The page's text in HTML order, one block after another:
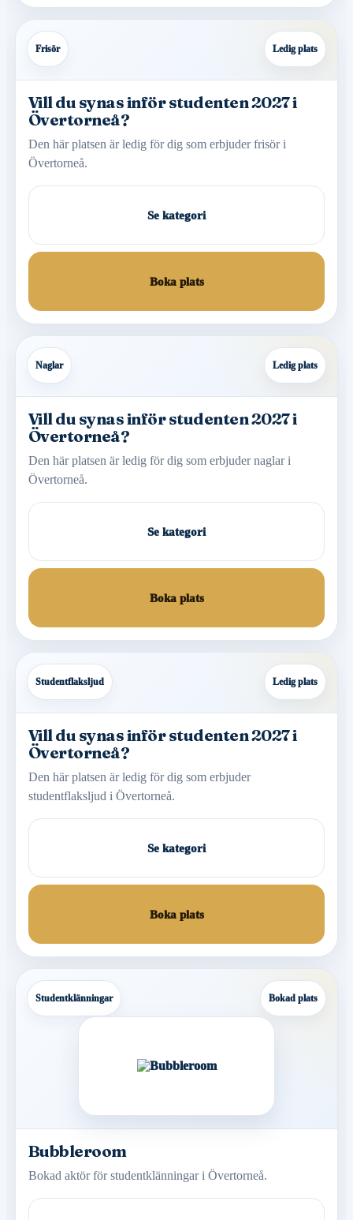
Frisör Ledig plats
Vill du synas inför studenten 2027 i
Övertorneå?
Den här platsen är ledig för dig som erbjuder frisör i
Övertorneå.
Se kategori
Boka plats
Naglar Ledig plats
Vill du synas inför studenten 2027 i
Övertorneå?
Den här platsen är ledig för dig som erbjuder naglar i
Övertorneå.
Se kategori
Boka plats
Studentflaksljud Ledig plats
Vill du synas inför studenten 2027 i
Övertorneå?
Den här platsen är ledig för dig som erbjuder
studentflaksljud i Övertorneå.
Se kategori
Boka plats
Studentklänningar Bokad plats
Bubbleroom
Bokad aktör för studentklänningar i Övertorneå.